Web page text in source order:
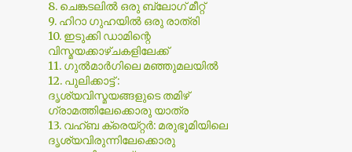
2021
September
August
June
January
3
8. ചെങ്കടലില്‍ ഒരു ബ്ലോഗ്‌ മീറ്റ്‌
9. ഹിറാ ഗുഹയില്‍ ഒരു രാത്രി
10. ഇടുക്കി ഡാമിന്റെ
വിസ്മയക്കാഴ്ചകളിലേക്ക്
11. ഗുല്‍മാര്‍ഗിലെ മഞ്ഞുമലയില്‍
12. പുലിക്കാട്ട് :
ദൃശ്യവിസ്മയങ്ങളുടെ തമിഴ്
ഗ്രാമത്തിലേക്കൊരു യാത്ര
13. വഹ്ബ ക്രെയ്റ്റര്‍: മരുഭൂമിയിലെ
ദൃശ്യവിരുന്നിലേക്കൊരു